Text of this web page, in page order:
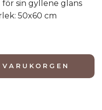
sin gyllene glans
50x60 cm